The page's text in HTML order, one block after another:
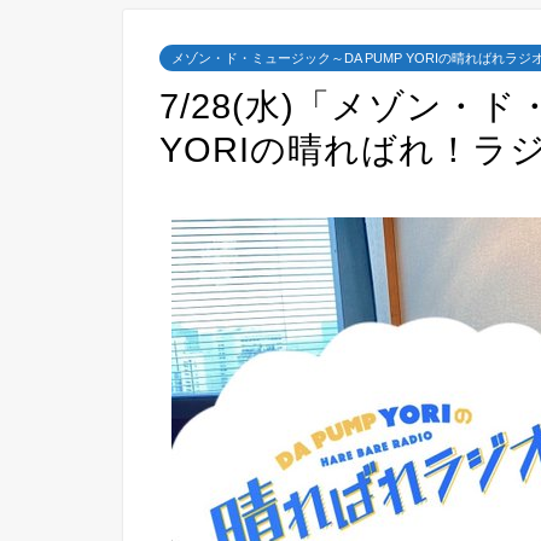
メゾン・ド・ミュージック～DA PUMP YORIの晴ればれラジ
7/28(水)「メゾン・ド
YORIの晴ればれ！ラ